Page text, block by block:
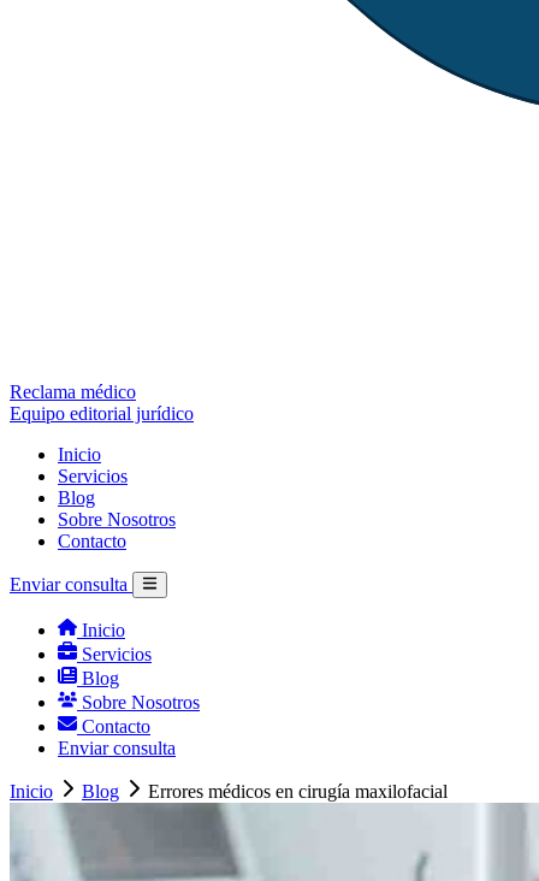
Reclama médico
Equipo editorial jurídico
Inicio
Servicios
Blog
Sobre Nosotros
Contacto
Enviar consulta
Inicio
Servicios
Blog
Sobre Nosotros
Contacto
Enviar consulta
Inicio Blog Errores médicos en cirugía maxilofacial